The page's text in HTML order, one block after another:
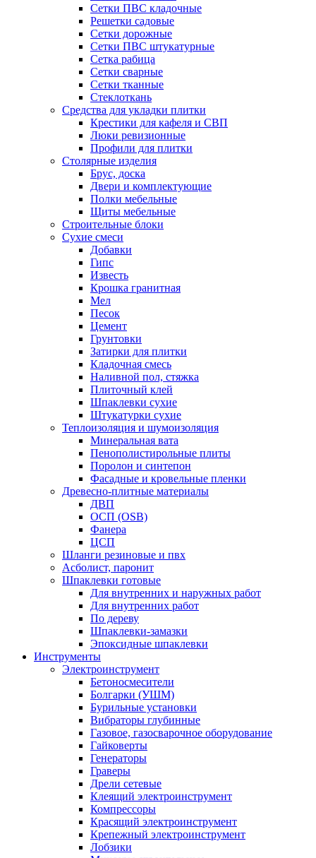
Сетки ПВС кладочные
Решетки садовые
Сетки дорожные
Сетки ПВС штукатурные
Сетка рабица
Сетки сварные
Сетки тканные
Стеклоткань
Средства для укладки плитки
Крестики для кафеля и СВП
Люки ревизионные
Профили для плитки
Столярные изделия
Брус, доска
Двери и комплектующие
Полки мебельные
Щиты мебельные
Строительные блоки
Сухие смеси
Добавки
Гипс
Известь
Крошка гранитная
Мел
Песок
Цемент
Грунтовки
Затирки для плитки
Кладочная смесь
Наливной пол, стяжка
Плиточный клей
Шпаклевки сухие
Штукатурки сухие
Теплоизоляция и шумоизоляция
Минеральная вата
Пенополистирольные плиты
Поролон и синтепон
Фасадные и кровельные пленки
Древесно-плитные материалы
ДВП
ОСП (OSB)
Фанера
ЦСП
Шланги резиновые и пвх
Асболист, паронит
Шпаклевки готовые
Для внутренних и наружных работ
Для внутренних работ
По дереву
Шпаклевки-замазки
Эпоксидные шпаклевки
Инструменты
Электроинструмент
Бетоносмесители
Болгарки (УШМ)
Бурильные установки
Вибраторы глубинные
Газовое, газосварочное оборудование
Гайковерты
Генераторы
Граверы
Дрели сетевые
Клеящий электроинструмент
Компрессоры
Красящий электроинструмент
Крепежный электроинструмент
Лобзики